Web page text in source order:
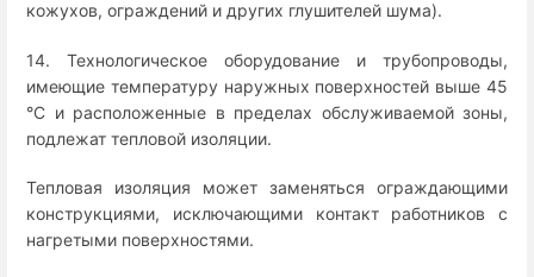
кожухов, ограждений и других глушителей шума).
14. Технологическое оборудование и трубопроводы,
имеющие температуру наружных поверхностей выше 45
°C и расположенные в пределах обслуживаемой зоны,
подлежат тепловой изоляции.
Тепловая изоляция может заменяться ограждающими
конструкциями, исключающими контакт работников с
нагретыми поверхностями.